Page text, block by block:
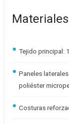
Materiales
Tejido principal:
Paneles
poliéster
Costuras